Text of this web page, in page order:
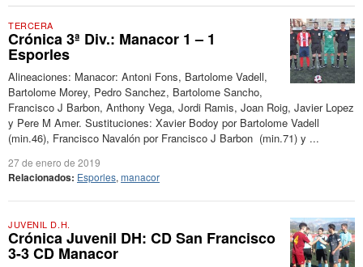
TERCERA
Crónica 3ª Div.: Manacor 1 – 1
Esporles
Alineaciones: Manacor: Antoni Fons, Bartolome Vadell,
Bartolome Morey, Pedro Sanchez, Bartolome Sancho,
Francisco J Barbon, Anthony Vega, Jordi Ramis, Joan Roig, Javier Lopez
y Pere M Amer. Sustituciones: Xavier Bodoy por Bartolome Vadell
(min.46), Francisco Navalón por Francisco J Barbon (min.71) y ...
27 de enero de 2019
Relacionados: Esporles, manacor
JUVENIL D.H.
Crónica Juvenil DH: CD San Francisco
3-3 CD Manacor